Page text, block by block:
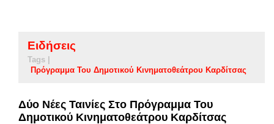
Ειδήσεις
Tags |
Πρόγραμμα Του Δημοτικού Κινηματοθεάτρου Καρδίτσας
Δύο Νέες Ταινίες Στο Πρόγραμμα Του
Δημοτικού Κινηματοθεάτρου Καρδίτσας